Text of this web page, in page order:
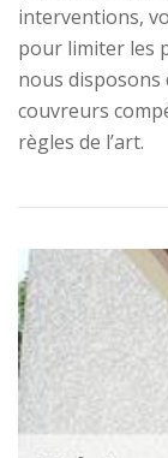
interventions,
pour limiter les
nous disposons
couvreurs
règles de l’art.